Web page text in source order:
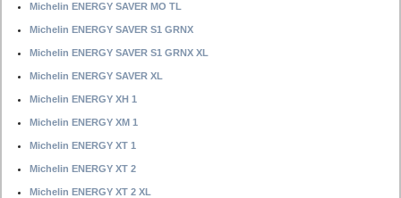
Michelin ENERGY SAVER MO TL
Michelin ENERGY SAVER S1 GRNX
Michelin ENERGY SAVER S1 GRNX XL
Michelin ENERGY SAVER XL
Michelin ENERGY XH 1
Michelin ENERGY XM 1
Michelin ENERGY XT 1
Michelin ENERGY XT 2
Michelin ENERGY XT 2 XL